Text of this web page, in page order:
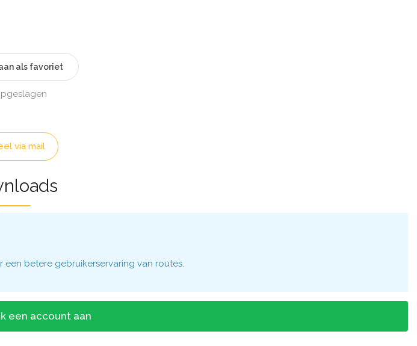
als favoriet
via mail
betere gebruikerservaring van routes.
een account aan